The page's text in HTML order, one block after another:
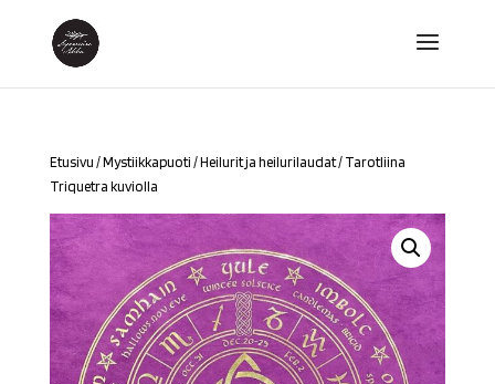
Etusivu /Mystiikkapuoti /Heilurit ja heilurilaudat/ Tarotliina
Triquetra kuviolla